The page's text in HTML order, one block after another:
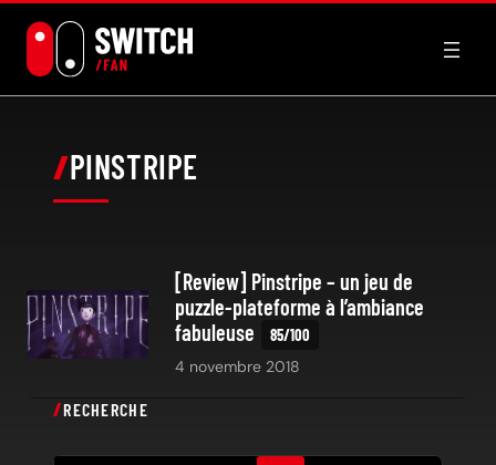
contenu
PINSTRIPE
[Review] Pinstripe – un jeu de
puzzle-plateforme à l’ambiance
fabuleuse
4 novembre 2018
RECHERCHE